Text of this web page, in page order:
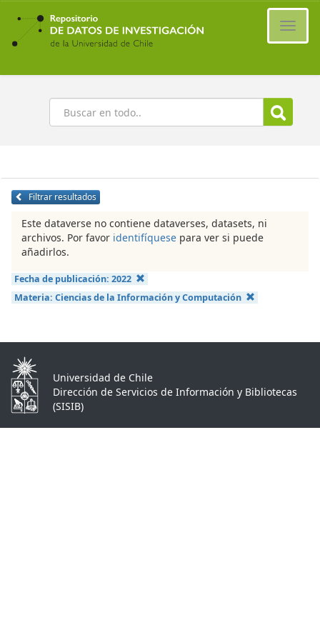
Ir
contenido
principal
Buscar
Filtrar resultados
Este dataverse no contiene dataverses, datasets, ni
archivos. Por favor identifíquese para ver si puede
añadirlos.
Fecha de publicación: 2022
Materia: Ciencias de la Información y Computación
Universidad de Chile
Dirección de Servicios de Información y Bibliotecas
(SISIB)